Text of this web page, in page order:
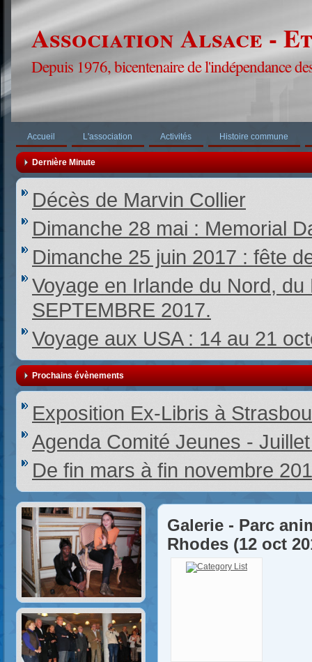
Association Alsace -
Depuis 1976, bicentenaire de l'indépendance
Accueil L'association Activités Histoire commune
Dernière Minute
Décès de Marvin Collier
Dimanche 28 mai : Memorial
Dimanche 25 juin 2017 : fête
Voyage en Irlande du Nord,
SEPTEMBRE 2017.
Voyage aux USA : 14 au 21
Prochains évènements
Exposition Ex-Libris à
Agenda Comité Jeunes -
De fin mars à fin novembre
Galerie - Parc
Rhodes (12 oct